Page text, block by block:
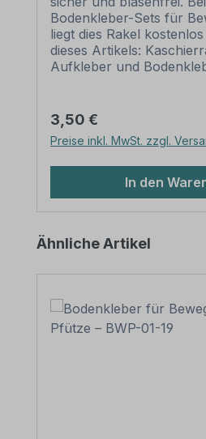
Bodenkleber-Sets für
liegt dies Rakel
dieses Artikels:
Aufkleber und
70 mm Verarbeitung:
Verpackungseinheit: 1
Einsatzbereiche:
beachten Sie: Dieser
Kaschierhilfe für
oder Bodenkleber
einer Verwendung von
einzusetzen, um die
Aufbringung eines
Erwerben Sie eines
Bodenklebersätze für
Regulärer Preis:
3,50 €
Preise inkl. MwSt. zzgl.
In den
Produktgalerie überspringen
Ähnliche Artikel